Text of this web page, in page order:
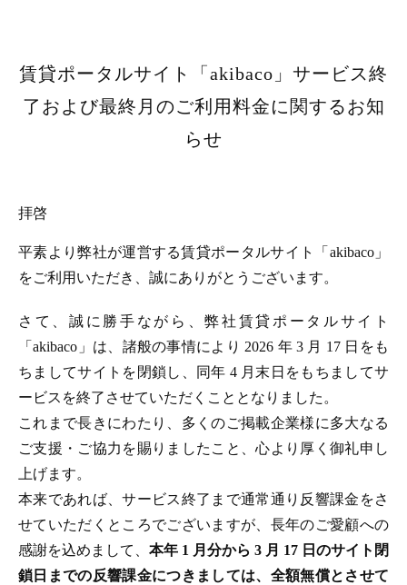
賃貸ポータルサイト「akibaco」サービス終
了および最終月のご利用料金に関するお知
らせ
拝啓
平素より弊社が運営する賃貸ポータルサイト「akibaco」
をご利用いただき、誠にありがとうございます。
さて、誠に勝手ながら、弊社賃貸ポータルサイト
「akibaco」は、諸般の事情により 2026 年 3 月 17 日をも
ちましてサイトを閉鎖し、同年 4 月末日をもちましてサ
ービスを終了させていただくこととなりました。
これまで長きにわたり、多くのご掲載企業様に多大なる
ご支援・ご協力を賜りましたこと、心より厚く御礼申し
上げます。
本来であれば、サービス終了まで通常通り反響課金をさ
せていただくところでございますが、長年のご愛顧への
感謝を込めまして、 本年 1 月分から 3 月 17 日のサイト閉
鎖日までの反響課金につきましては、全額無償とさせて